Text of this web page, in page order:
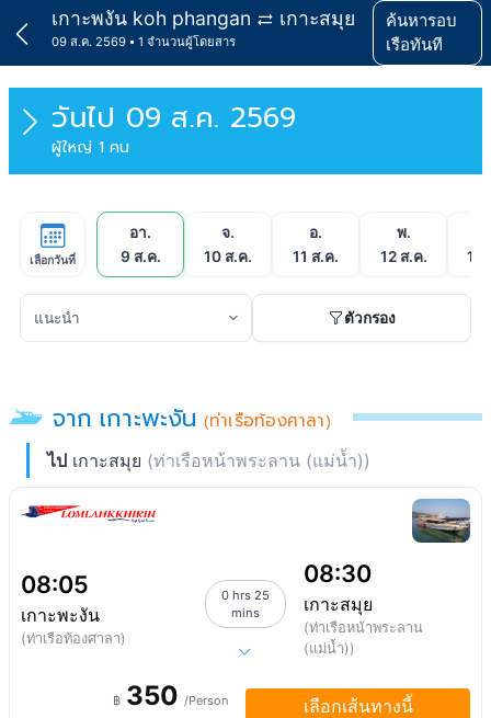
เกาะพงัน koh phangan เกาะสมุย
09 ส.ค. 2569 1 จำนวนผู้โดยสาร
ค้นหารอบ
เรือทันที
วันไป 09 ส.ค. 2569
ผู้ใหญ่ 1 คน
เลือกวันที่
อา.
9 ส.ค.
จ.
10 ส.ค.
อ.
11 ส.ค.
พ.
12 ส.ค.
13
ตัวกรอง
จาก เกาะพะงัน (ท่าเรือท้องศาลา)
ไป เกาะสมุย (ท่าเรือหน้าพระลาน (แม่น้ำ))
08:05
เกาะพะงัน
(ท่าเรือท้องศาลา)
0 hrs 25
mins
08:30
เกาะสมุย
(ท่าเรือหน้าพระลาน
(แม่น้ำ))
฿ 350 /Person เลือกเส้นทางนี้